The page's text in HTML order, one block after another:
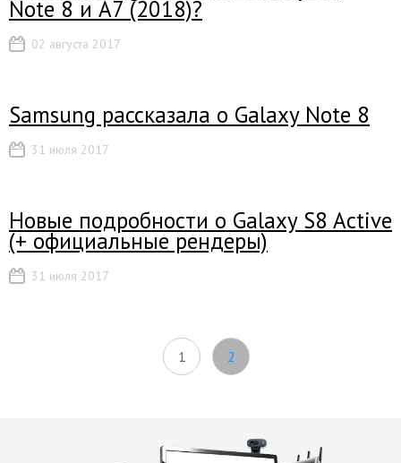
Note 8 и A7 (2018)?
02 августа 2017
Samsung рассказала о Galaxy Note 8
31 июля 2017
Новые подробности о Galaxy S8 Active
(+ официальные рендеры)
31 июля 2017
1 2